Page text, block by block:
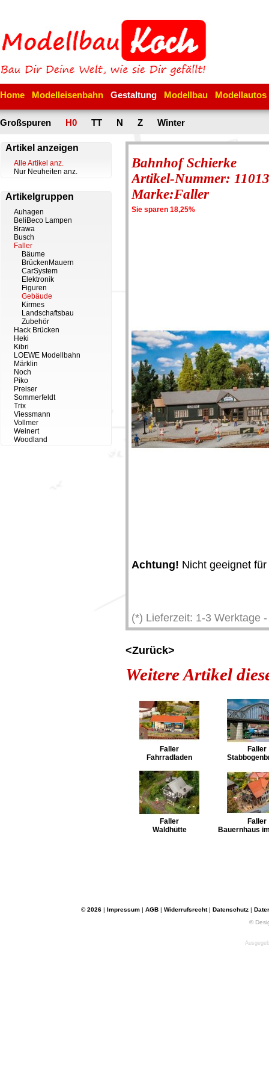
Home Modelleisenbahn Gestaltung Modellbau Modellautos
Großspuren H0 TT N Z Winter
Artikel anzeigen
Alle Artikel anz.
Nur Neuheiten anz.
Artikelgruppen
Auhagen
BeliBeco Lampen
Brawa
Busch
Faller
Bäume
BrückenMauern
CarSystem
Elektronik
Figuren
Gebäude
Kirmes
Landschaftsbau
Zubehör
Hack Brücken
Heki
Kibri
LOEWE Modellbahn
Märklin
Noch
Piko
Preiser
Sommerfeldt
Trix
Viessmann
Vollmer
Weinert
Woodland
Bahnhof Schierke
Artikel-Nummer:
Marke:Faller
Sie sparen 18,25%
Achtung! Nicht geeignet
(*) Lieferzeit: 1-3 Werktage
<Zurück>
Weitere Artikel
Faller
Fahrradladen
Faller
Faller
Waldhütte
Faller
Bauernhaus
© 2026 | Impressum | AGB | Widerrufsrecht| Datenschutz |
©